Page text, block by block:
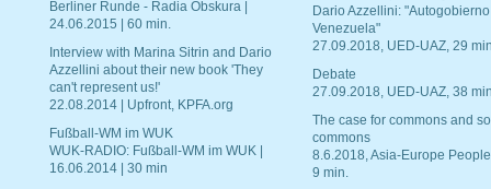
Berliner Runde - Radia Obskura |
24.06.2015 | 60 min.
Interview with Marina Sitrin and Dario
Azzellini about their new book 'They
can't represent us!'
22.08.2014 | Upfront, KPFA.org
Fußball-WM im WUK
WUK-RADIO: Fußball-WM im WUK |
16.06.2014 | 30 min
Dario Azzellini:
Venezuela"
27.09.2018, UED-UAZ, 29
Debate
27.09.2018, UED-UAZ, 38
The case for commons and
commons
8.6.2018, Asia-Europe
9 min.